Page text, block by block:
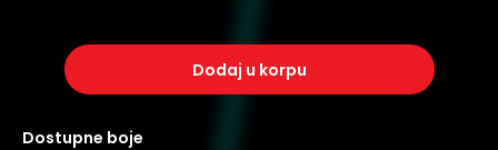
dodaj u korpu
dostupne boje